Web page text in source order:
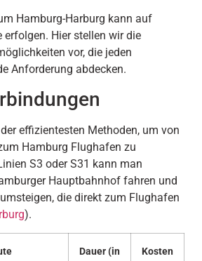
Hamburg-Harburg kann auf
erfolgen. Hier stellen wir die
vor, die jeden
Anforderung abdecken.
effizientesten Methoden, um von
Hamburg Flughafen zu
S3 oder S31 kann man
Hauptbahnhof fahren und
die direkt zum Flughafen
).
Dauer (in
Kosten